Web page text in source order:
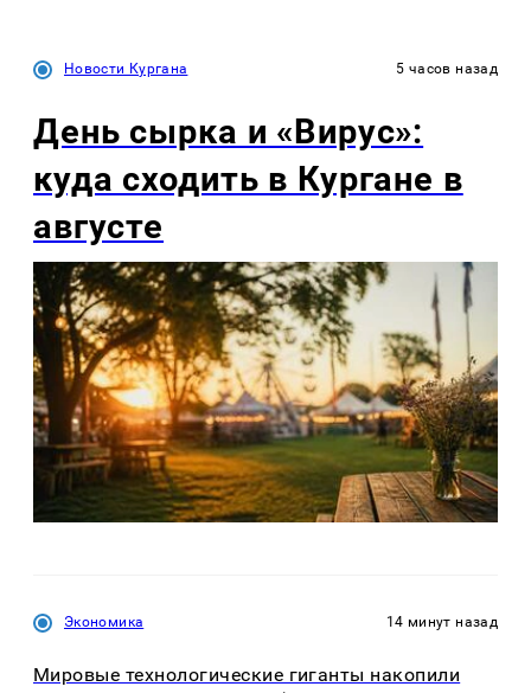
Новости Кургана 5 часов назад
День сырка и «Вирус»:
куда сходить в Кургане в
августе
Экономика 14 минут назад
Мировые технологические гиганты накопили